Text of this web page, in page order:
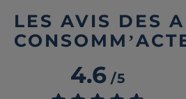
LES AVIS DES
4.6/5